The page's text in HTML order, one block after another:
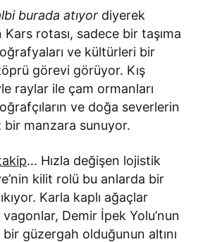
burada atıyor diyerek
rotası, sadece bir taşıma
ve kültürleri bir
görevi görüyor. Kış
raylar ile çam ormanları
ve doğa severlerin
bir manzara sunuyor.
… Hızla değişen lojistik
kilit rolü bu anlarda bir
Karla kaplı ağaçlar
Demir İpek Yolu’nun
güzergah olduğunun altını